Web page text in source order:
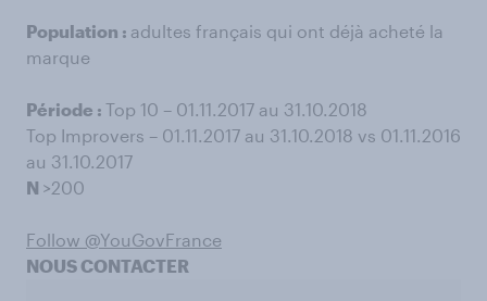
Population : adultes français qui ont déjà acheté la
marque
Période : Top 10 – 01.11.2017 au 31.10.2018
Top Improvers – 01.11.2017 au 31.10.2018 vs 01.11.2016
au 31.10.2017
N >200
Follow @YouGovFrance
NOUS CONTACTER